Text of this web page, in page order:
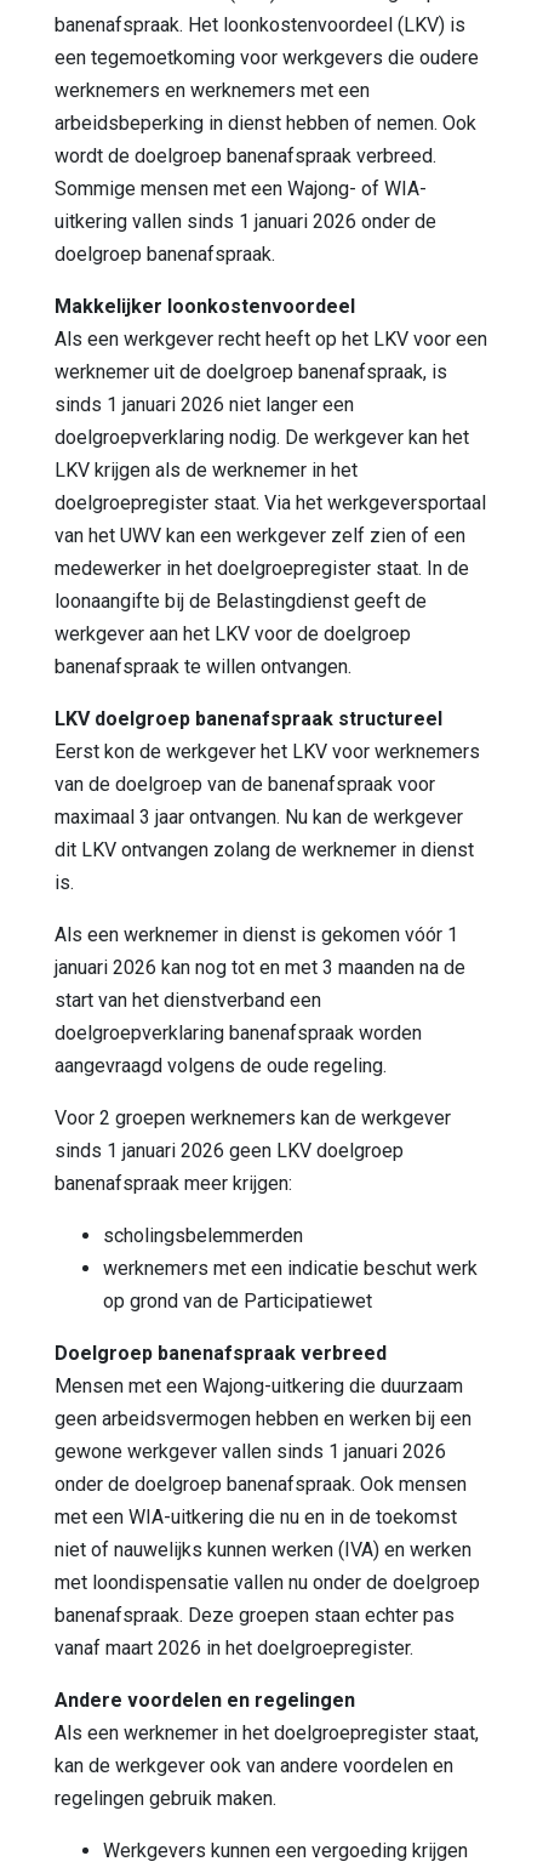
banenafspraak. Het loonkostenvoordeel (LKV) is
een tegemoetkoming voor werkgevers die oudere
werknemers en werknemers met een
arbeidsbeperking in dienst hebben of nemen. Ook
wordt de doelgroep banenafspraak verbreed.
Sommige mensen met een Wajong- of WIA-
uitkering vallen sinds 1 januari 2026 onder de
doelgroep banenafspraak.
Makkelijker loonkostenvoordeel
Als een werkgever recht heeft op het LKV voor een
werknemer uit de doelgroep banenafspraak, is
sinds 1 januari 2026 niet langer een
doelgroepverklaring nodig. De werkgever kan het
LKV krijgen als de werknemer in het
doelgroepregister staat. Via het werkgeversportaal
van het UWV kan een werkgever zelf zien of een
medewerker in het doelgroepregister staat. In de
loonaangifte bij de Belastingdienst geeft de
werkgever aan het LKV voor de doelgroep
banenafspraak te willen ontvangen.
LKV doelgroep banenafspraak structureel
Eerst kon de werkgever het LKV voor werknemers
van de doelgroep van de banenafspraak voor
maximaal 3 jaar ontvangen. Nu kan de werkgever
dit LKV ontvangen zolang de werknemer in dienst
is.
Als een werknemer in dienst is gekomen vóór 1
januari 2026 kan nog tot en met 3 maanden na de
start van het dienstverband een
doelgroepverklaring banenafspraak worden
aangevraagd volgens de oude regeling.
Voor 2 groepen werknemers kan de werkgever
sinds 1 januari 2026 geen LKV doelgroep
banenafspraak meer krijgen:
scholingsbelemmerden
werknemers met een indicatie beschut werk
op grond van de Participatiewet
Doelgroep banenafspraak verbreed
Mensen met een Wajong-uitkering die duurzaam
geen arbeidsvermogen hebben en werken bij een
gewone werkgever vallen sinds 1 januari 2026
onder de doelgroep banenafspraak. Ook mensen
met een WIA-uitkering die nu en in de toekomst
niet of nauwelijks kunnen werken (IVA) en werken
met loondispensatie vallen nu onder de doelgroep
banenafspraak. Deze groepen staan echter pas
vanaf maart 2026 in het doelgroepregister.
Andere voordelen en regelingen
Als een werknemer in het doelgroepregister staat,
kan de werkgever ook van andere voordelen en
regelingen gebruik maken.
Werkgevers kunnen een vergoeding krijgen